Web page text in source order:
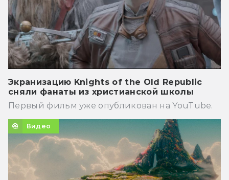
Экранизацию Knights of the Old Republic
сняли фанаты из христианской школы
Первый фильм уже опубликован на YouTube.
Видео